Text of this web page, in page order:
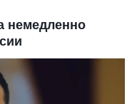
немедленно